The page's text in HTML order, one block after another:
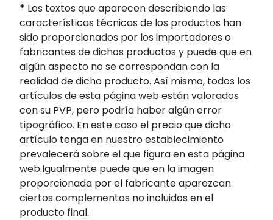
* Los textos que aparecen describiendo las
características técnicas de los productos han
sido proporcionados por los importadores o
fabricantes de dichos productos y puede que en
algún aspecto no se correspondan con la
realidad de dicho producto. Así mismo, todos los
artículos de esta página web están valorados
con su PVP, pero podría haber algún error
tipográfico. En este caso el precio que dicho
artículo tenga en nuestro establecimiento
prevalecerá sobre el que figura en esta página
web.Igualmente puede que en la imagen
proporcionada por el fabricante aparezcan
ciertos complementos no incluidos en el
producto final.